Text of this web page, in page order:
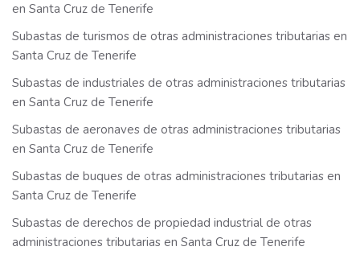
en Santa Cruz de Tenerife
Subastas de turismos de otras administraciones tributarias en
Santa Cruz de Tenerife
Subastas de industriales de otras administraciones tributarias
en Santa Cruz de Tenerife
Subastas de aeronaves de otras administraciones tributarias
en Santa Cruz de Tenerife
Subastas de buques de otras administraciones tributarias en
Santa Cruz de Tenerife
Subastas de derechos de propiedad industrial de otras
administraciones tributarias en Santa Cruz de Tenerife